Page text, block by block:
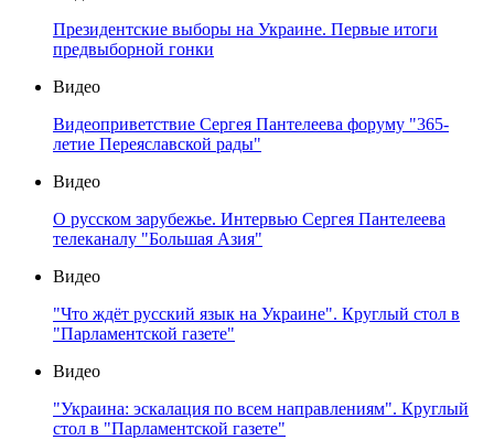
Президентские выборы на Украине. Первые итоги
предвыборной гонки
Видео
Видеоприветствие Сергея Пантелеева форуму "365-
летие Переяславской рады"
Видео
О русском зарубежье. Интервью Сергея Пантелеева
телеканалу "Большая Азия"
Видео
"Что ждёт русский язык на Украине". Круглый стол в
"Парламентской газете"
Видео
"Украина: эскалация по всем направлениям". Круглый
стол в "Парламентской газете"